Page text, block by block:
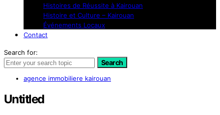
Histoires de Réussite à Kairouan
Histoire et Culture – Kairouan
Événements Locaux
Contact
Search for:
Search
agence immobiliere kairouan
Untitled